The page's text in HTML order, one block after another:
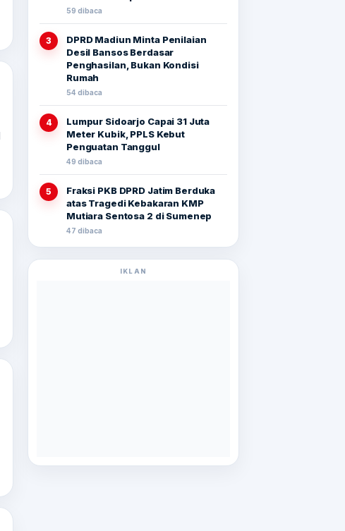
59 dibaca
3
DPRD Madiun Minta Penilaian
Desil Bansos Berdasar
Penghasilan, Bukan Kondisi
Rumah
54 dibaca
4
Lumpur Sidoarjo Capai 31 Juta
Meter Kubik, PPLS Kebut
Penguatan Tanggul
49 dibaca
5
Fraksi PKB DPRD Jatim Berduka
atas Tragedi Kebakaran KMP
Mutiara Sentosa 2 di Sumenep
47 dibaca
IKLAN